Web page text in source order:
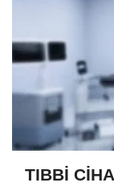
TIBBİ